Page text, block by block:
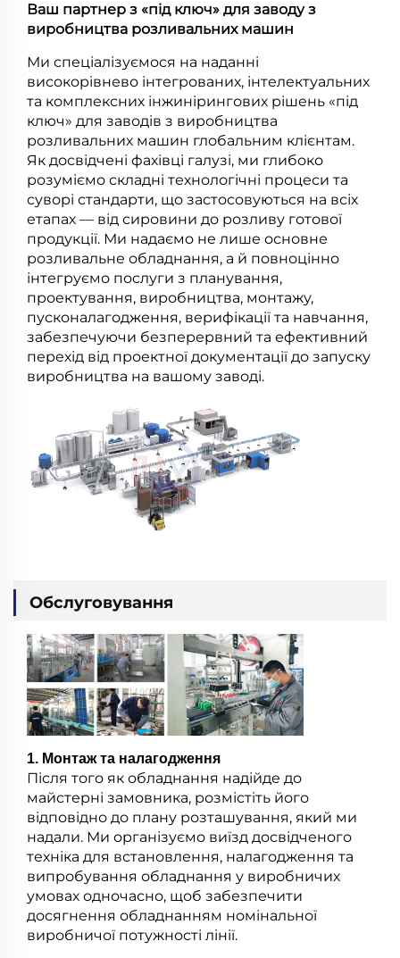
Ваш партнер з «під ключ» для заводу з
виробництва розливальних машин
Ми спеціалізуємося на наданні
високорівнево інтегрованих, інтелектуальних
та комплексних інжинірингових рішень «під
ключ» для заводів з виробництва
розливальних машин глобальним клієнтам.
Як досвідчені фахівці галузі, ми глибоко
розуміємо складні технологічні процеси та
суворі стандарти, що застосовуються на всіх
етапах — від сировини до розливу готової
продукції. Ми надаємо не лише основне
розливальне обладнання, а й повноцінно
інтегруємо послуги з планування,
проектування, виробництва, монтажу,
пусконалагодження, верифікації та навчання,
забезпечуючи безперервний та ефективний
перехід від проектної документації до запуску
виробництва на вашому заводі.
Обслуговування
1. Монтаж та налагодження
Після того як обладнання надійде до
майстерні замовника, розмістіть його
відповідно до плану розташування, який ми
надали. Ми організуємо виїзд досвідченого
техніка для встановлення, налагодження та
випробування обладнання у виробничих
умовах одночасно, щоб забезпечити
досягнення обладнанням номінальної
виробничої потужності лінії.